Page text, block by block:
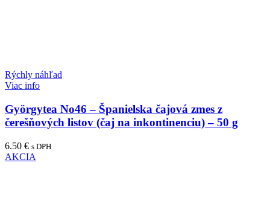
Rýchly náhľad
Viac info
Györgytea No46 – Španielska čajová zmes z
čerešňových listov (čaj na inkontinenciu) – 50 g
6.50 € s DPH
AKCIA